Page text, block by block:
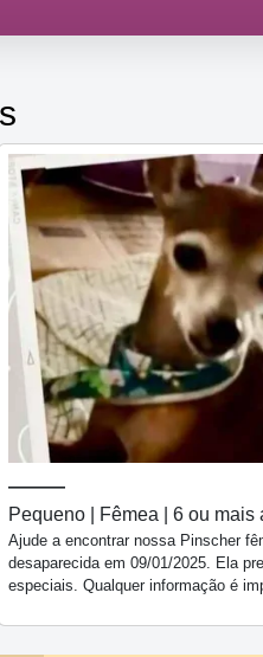
———
Pequeno | Fêmea | 6 ou mais
Ajude a encontrar nossa Pinscher
desaparecida em 09/01/2025. Ela
especiais. Qualquer informação é